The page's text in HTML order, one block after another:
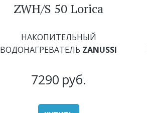
ZWH/S 50 Lorica
НАКОПИТЕЛЬНЫЙ
ВОДОНАГРЕВАТЕЛЬ ZANUSSI
7290 руб.